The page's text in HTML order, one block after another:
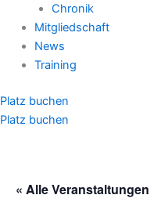
Chronik
Mitgliedschaft
News
Training
Platz buchen
Platz buchen
« Alle Veranstaltungen